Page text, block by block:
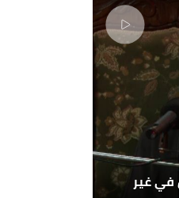
في غير